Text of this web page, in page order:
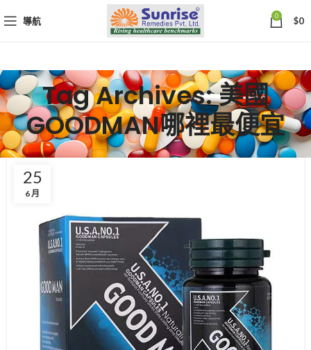
導航 0 $0
Tag Archives: 美國
GOODMAN哪裡最便宜
25
6 月